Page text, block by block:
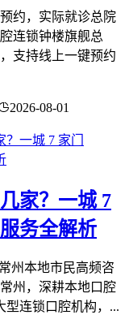
约，实际就诊总院
连锁钟楼旗舰总
支持线上一键预约
2026-08-01
家？一城 7
务全解析
州本地市民高频咨
州，深耕本地口腔
型连锁口腔机构，...